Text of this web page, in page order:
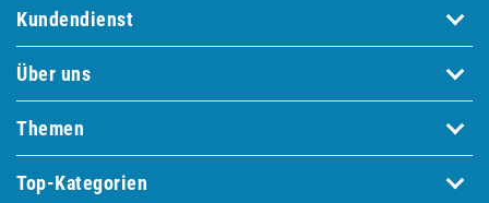
Kundendienst
Über uns
Themen
Top-Kategorien